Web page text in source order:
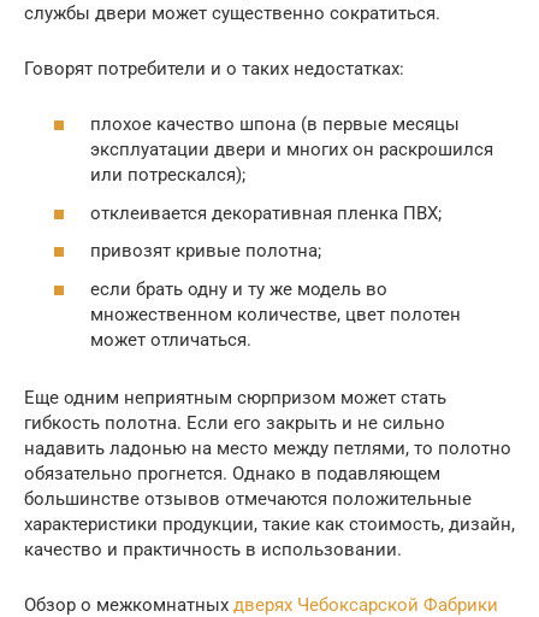
службы двери может существенно сократиться.
Говорят потребители и о таких недостатках:
плохое качество шпона (в первые месяцы
эксплуатации двери и многих он раскрошился
или потрескался);
отклеивается декоративная пленка ПВХ;
привозят кривые полотна;
если брать одну и ту же модель во
множественном количестве, цвет полотен
может отличаться.
Еще одним неприятным сюрпризом может стать
гибкость полотна. Если его закрыть и не сильно
надавить ладонью на место между петлями, то полотно
обязательно прогнется. Однако в подавляющем
большинстве отзывов отмечаются положительные
характеристики продукции, такие как стоимость, дизайн,
качество и практичность в использовании.
Обзор о межкомнатных дверях Чебоксарской Фабрики